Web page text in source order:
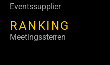
Eventssupplier
RANKING
Meetingssterren